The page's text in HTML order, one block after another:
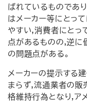
ばれているものであ
はメーカー等にとっ
やすい,消費者にとっ
点があるものの,逆に
の問題点がある。
メーカーの提示する
まらず,流通業者の販
格維持行為となり,ア